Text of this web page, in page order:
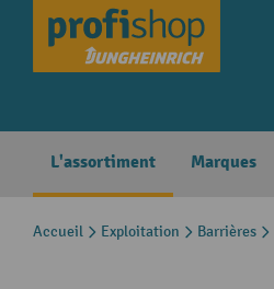
Skip to main navigation
L'assortiment Marques
Accueil Exploitation Barrières